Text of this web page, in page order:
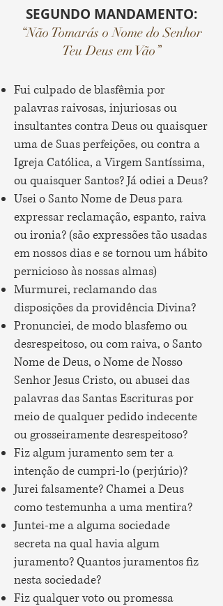
SEGUNDO MANDAMENTO:
“Não Tomarás o Nome do Senhor
Teu Deus em Vão”
Fui culpado de blasfêmia por
palavras raivosas, injuriosas ou
insultantes contra Deus ou quaisquer
uma de Suas perfeições, ou contra a
Igreja Católica, a Virgem Santíssima,
ou quaisquer Santos? Já odiei a Deus?
Usei o Santo Nome de Deus para
expressar reclamação, espanto, raiva
ou ironia? (são expressões tão usadas
em nossos dias e se tornou um hábito
pernicioso às nossas almas)
Murmurei, reclamando das
disposições da providência Divina?
Pronunciei, de modo blasfemo ou
desrespeitoso, ou com raiva, o Santo
Nome de Deus, o Nome de Nosso
Senhor Jesus Cristo, ou abusei das
palavras das Santas Escrituras por
meio de qualquer pedido indecente
ou grosseiramente desrespeitoso?
Fiz algum juramento sem ter a
intenção de cumpri-lo (perjúrio)?
Jurei falsamente? Chamei a Deus
como testemunha a uma mentira?
Juntei-me a alguma sociedade
secreta na qual havia algum
juramento? Quantos juramentos fiz
nesta sociedade?
Fiz qualquer voto ou promessa